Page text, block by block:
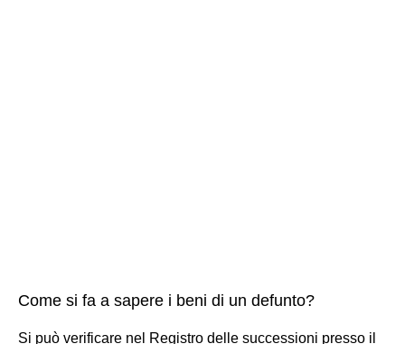
Come si fa a sapere i beni di un defunto?
Si può verificare nel Registro delle successioni presso il